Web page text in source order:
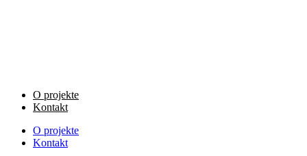
O projekte
Kontakt
O projekte
Kontakt